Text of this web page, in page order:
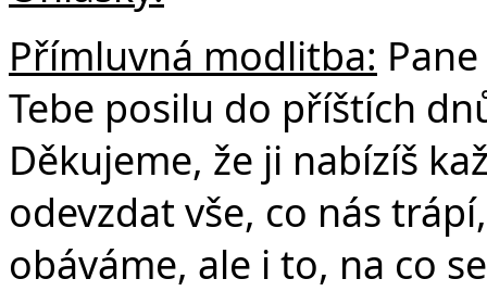
Přímluvná modlitba:
Tebe posilu do příštích
Děkujeme, že ji nabízíš
odevzdat vše, co nás
obáváme, ale i to, na co